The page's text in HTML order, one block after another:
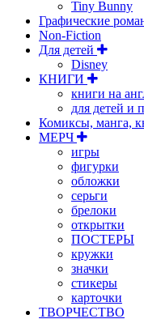
Tiny Bunny
Графические
Non-Fiction
Для детей
Disney
КНИГИ
книги на
для детей и
Комиксы, манга,
МЕРЧ
игры
фигурки
обложки
серьги
брелоки
открытки
ПОСТЕРЫ
кружки
значки
стикеры
карточки
ТВОРЧЕСТВО